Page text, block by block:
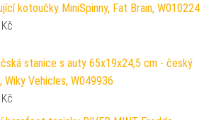
kotoučky MiniSpinny, Fat Brain, W010224
Kč
stanice s auty 65x19x24,5 cm - český
Wiky Vehicles, W049936
Kč